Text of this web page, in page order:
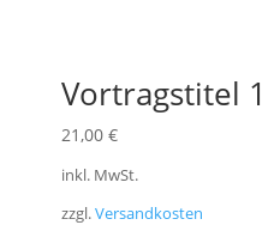
Vortragstitel 1
21,00 €
inkl. MwSt.
zzgl.Versandkosten